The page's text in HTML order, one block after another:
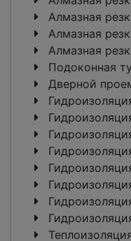
Алмазная
Алмазная
Алмазная
Подоконная
Дверной